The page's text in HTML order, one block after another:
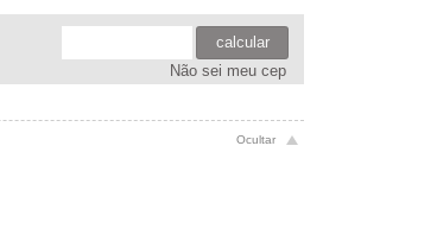
..
calcular
Não sei meu cep